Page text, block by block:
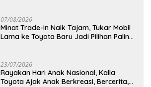
07/08/2026
Minat Trade-In Naik Tajam, Tukar Mobil
Lama ke Toyota Baru Jadi Pilihan Paling
23/07/2026
Rayakan Hari Anak Nasional, Kalla
Toyota Ajak Anak Berkreasi, Bercerita,